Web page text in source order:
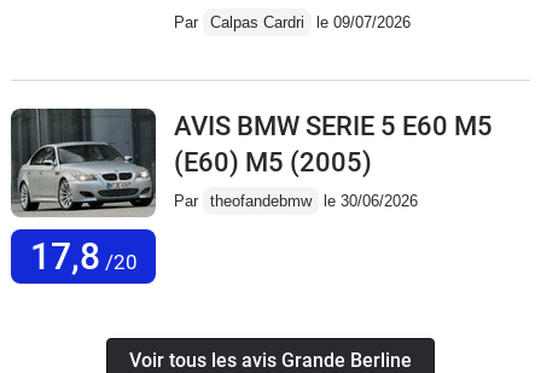
Par Calpas Cardri le 09/07/2026
17,8 /20
AVIS BMW SERIE 5 E60 M5
(E60) M5 (2005)
Par theofandebmw le 30/06/2026
Voir tous les avis Grande Berline